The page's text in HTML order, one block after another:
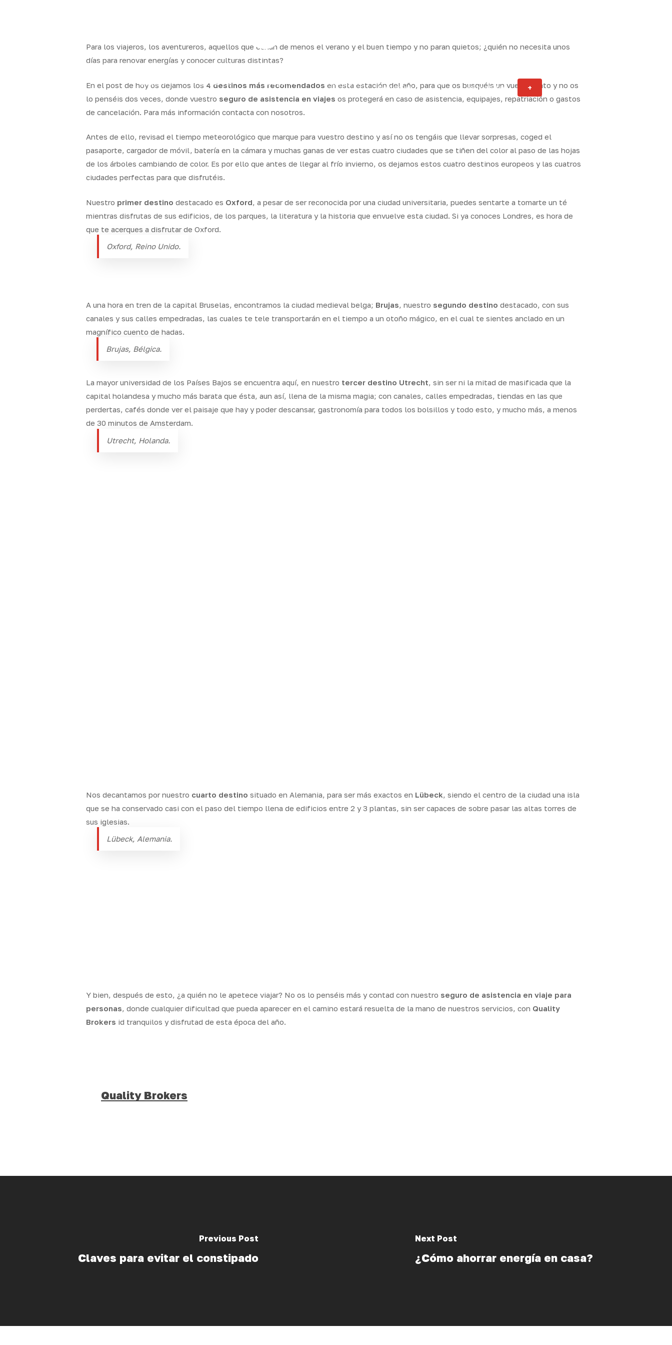
Quality
Brokers
Seguros
Seguros
Calcula tu
Servicios
QB
Integrity
Actualidad +
Para los viajeros, los aventureros, aquellos que echan de menos el verano y el buen tiempo y no paran quietos; ¿quién no necesita unos
días para renovar energías y conocer culturas distintas?
En el post de hoy os dejamos los 4 destinos más recomendados en esta estación del año, para que os busquéis un vuelo barato y no os
lo penséis dos veces, donde vuestro seguro de asistencia en viajes os protegerá en caso de asistencia, equipajes, repatriación o gastos
de cancelación. Para más información contacta con nosotros.
Antes de ello, revisad el tiempo meteorológico que marque para vuestro destino y así no os tengáis que llevar sorpresas, coged el
pasaporte, cargador de móvil, batería en la cámara y muchas ganas de ver estas cuatro ciudades que se tiñen del color al paso de las hojas
de los árboles cambiando de color. Es por ello que antes de llegar al frío invierno, os dejamos estos cuatro destinos europeos y las cuatros
ciudades perfectas para que disfrutéis.
Nuestro primer destino destacado es Oxford , a pesar de ser reconocida por una ciudad universitaria, puedes sentarte a tomarte un té
mientras disfrutas de sus edificios, de los parques, la literatura y la historia que envuelve esta ciudad. Si ya conoces Londres, es hora de
que te acerques a disfrutar de Oxford.
Oxford, Reino Unido.
A una hora en tren de la capital Bruselas, encontramos la ciudad medieval belga; Brujas , nuestro segundo destino destacado, con sus
canales y sus calles empedradas, las cuales te tele transportarán en el tiempo a un otoño mágico, en el cual te sientes anclado en un
magnífico cuento de hadas.
Brujas, Bélgica.
La mayor universidad de los Países Bajos se encuentra aquí, en nuestro tercer destino Utrecht, sin ser ni la mitad de masificada que la
capital holandesa y mucho más barata que ésta, aun así, llena de la misma magia; con canales, calles empedradas, tiendas en las que
perdertas, cafés donde ver el paisaje que hay y poder descansar, gastronomía para todos los bolsillos y todo esto, y mucho más, a menos
de 30 minutos de Amsterdam.
Utrecht, Holanda.
Nos decantamos por nuestro cuarto destino situado en Alemania, para ser más exactos en Lübeck , siendo el centro de la ciudad una isla
que se ha conservado casi con el paso del tiempo llena de edificios entre 2 y 3 plantas, sin ser capaces de sobre pasar las altas torres de
sus iglesias.
Lübeck, Alemania.
Y bien, después de esto, ¿a quién no le apetece viajar? No os lo penséis más y contad con nuestro seguro de asistencia en viaje para
personas, donde cualquier dificultad que pueda aparecer en el camino estará resuelta de la mano de nuestros servicios, con Quality
Brokers id tranquilos y disfrutad de esta época del año.
Quality Brokers
Previous Post
Claves para evitar el constipado
Next Post
¿Cómo ahorrar energía en casa?